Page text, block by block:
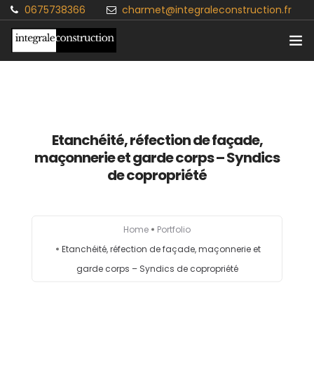
0675738366 charmet@integraleconstruction.fr
Etanchéité, réfection de façade,
maçonnerie et garde corps – Syndics
de copropriété
Home
Portfolio
Etanchéité, réfection de façade, maçonnerie et
garde corps – Syndics de copropriété